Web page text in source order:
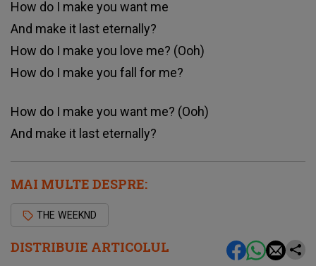
DISTRIBUIE ARTICOLUL
How do I make you want me
And make it last eternally?
How do I make you love me? (Ooh)
How do I make you fall for me?
How do I make you want me? (Ooh)
And make it last eternally?
MAI MULTE DESPRE:
THE WEEKND